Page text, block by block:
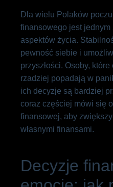
Dla wielu Polaków
finansowego jest
aspektów życia.
pewność siebie i
przyszłości. Osoby,
rzadziej popadają w
ich decyzje są bardziej
coraz częściej mówi się
finansowej, aby
własnymi finansami.
Decyzje